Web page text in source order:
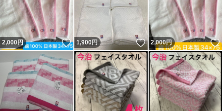
2,000円 いいね！
1,900円 いいね！
2,000円